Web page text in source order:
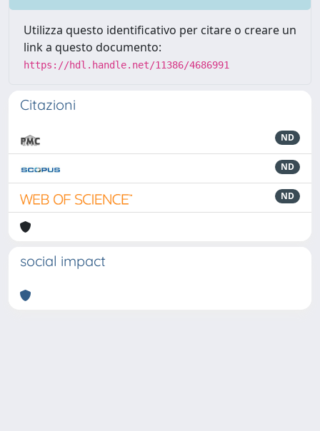
Utilizza questo identificativo per citare o creare un
link a questo documento:
https://hdl.handle.net/11386/4686991
Citazioni
ND
ND
ND
social impact